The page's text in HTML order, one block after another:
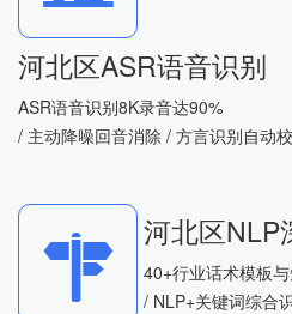
河北区ASR语音识别
ASR语音识别8K录音达90%
/ 主动降噪回音消除 / 方言识别自动
河北区NLP
40+行业话术模板
/ NLP+关键词综合